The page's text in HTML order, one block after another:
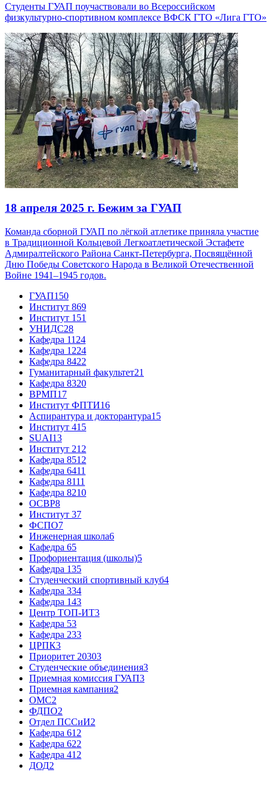
Студенты ГУАП поучаствовали во Всероссийском
физкультурно-спортивном комплексе ВФСК ГТО «Лига ГТО»
18 апреля 2025 г. Бежим за ГУАП
Команда сборной ГУАП по лёгкой атлетике приняла участие
в Традиционной Кольцевой Легкоатлетической Эстафете
Адмиралтейского Района Санкт-Петербурга, Посвящённой
Дню Победы Советского Народа в Великой Отечественной
Войне 1941–1945 годов.
ГУАП150
Институт 869
Институт 1 51
УНИДС28
Кафедра 11 24
Кафедра 1224
Кафедра 8422
Гуманитарный факультет21
Кафедра 8320
ВРМП17
Институт ФПТИ16
Аспирантура и докторантура15
Институт 415
SUAI13
Институт 212
Кафедра 8512
Кафедра 6411
Кафедра 8111
Кафедра 8210
ОСВР8
Институт 37
ФСПО7
Инженерная школа6
Кафедра 65
Профориентация (школы)5
Кафедра 135
Студенческий спортивный клуб4
Кафедра 334
Кафедра 143
Центр ТОП-ИТ3
Кафедра 53
Кафедра 233
ЦРПК3
Приоритет 20303
Студенческие объединения3
Приемная комиссия ГУАП3
Приемная кампания2
ОМС2
ФДПО2
Отдел ПССиИ2
Кафедра 61 2
Кафедра 622
Кафедра 41 2
ДОД2